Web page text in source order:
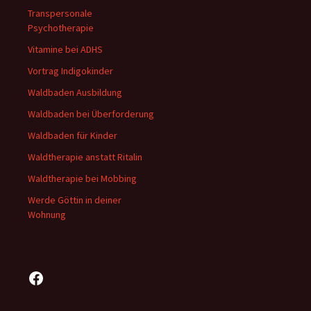
Transpersonale
Psychotherapie
Vitamine bei ADHS
Vortrag Indigokinder
Waldbaden Ausbildung
Waldbaden bei Überforderung
Waldbaden für Kinder
Waldtherapie anstatt Ritalin
Waldtherapie bei Mobbing
Werde Göttin in deiner
Wohnung
Facebook